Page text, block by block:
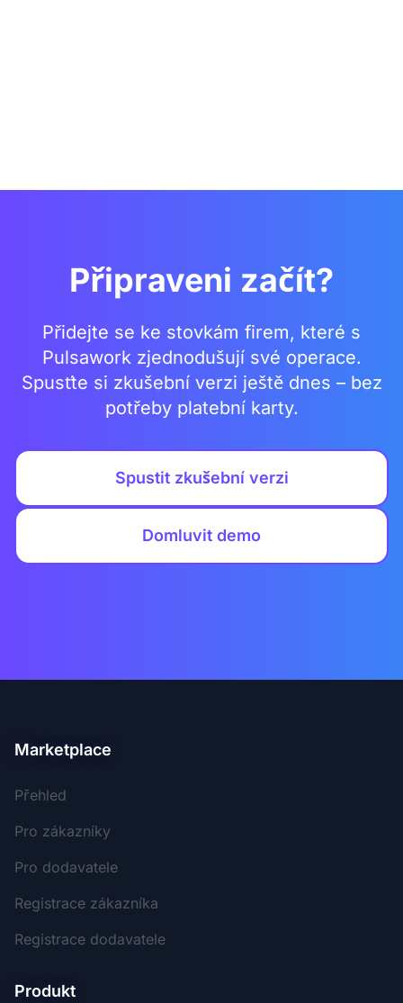
Připraveni začít?
Přidejte se ke stovkám firem, které s
Pulsawork zjednodušují své operace.
Spusťte si zkušební verzi ještě dnes – bez
potřeby platební karty.
Spustit zkušební verzi
Domluvit demo
Marketplace
Přehled
Pro zákazníky
Pro dodavatele
Registrace zákazníka
Registrace dodavatele
Produkt